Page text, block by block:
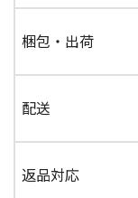
梱包・出荷
配送
返品対応